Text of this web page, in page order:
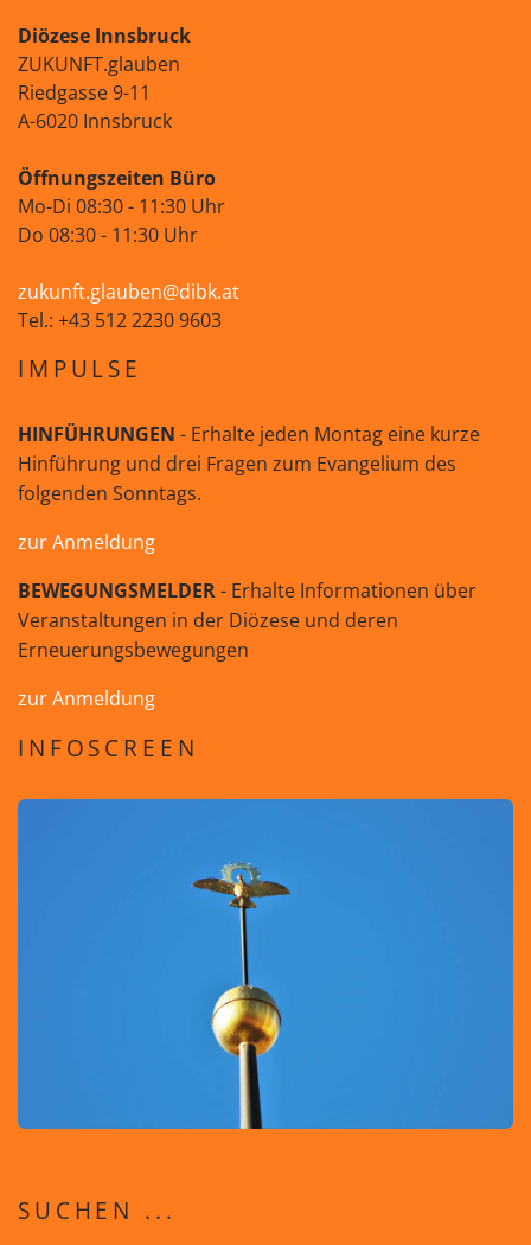
Diözese Innsbruck
ZUKUNFT.glauben
Riedgasse 9-11
A-6020 Innsbruck
Öffnungszeiten Büro
Mo-Di 08:30 - 11:30 Uhr
Do 08:30 - 11:30 Uhr
zukunft.glauben@dibk.at
Tel.: +43 512 2230 9603
IMPULSE
HINFÜHRUNGEN - Erhalte jeden Montag eine kurze
Hinführung und drei Fragen zum Evangelium des
folgenden Sonntags.
zur Anmeldung
BEWEGUNGSMELDER- Erhalte Informationen über
Veranstaltungen in der Diözese und deren
Erneuerungsbewegungen
zur Anmeldung
INFOSCREEN
SUCHEN ...